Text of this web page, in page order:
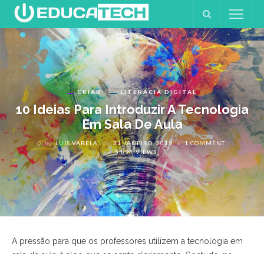
CRIAR LITERACIA DIGITAL
10 Ideias Para Introduzir A Tecnologia
Em Sala De Aula
by LUÍS VARELA on 31 JANEIRO, 2019
1 COMMENT
5.89K VIEWS
A pressão para que os professores utilizem a tecnologia em